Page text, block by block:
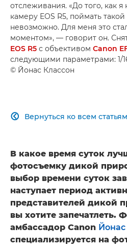
отслеживания. «До того, как я
камеру EOS R5, поймать
невозможно. Для меня это
моментом», — говорит он.
EOS R5 с объективом Canon
следующими параметрами: 1/
© Йонас Классон
Вернуться ко всем статьям

В какое время суток
фотосъемку дикой
выбор времени суток
наступает период
представителей дикой
вы хотите запечатлеть.
амбассадор Canon Йонас
специализируется на